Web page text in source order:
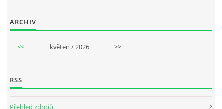
ARCHIV
<< květen / 2026 >>
RSS
Přehled zdrojů